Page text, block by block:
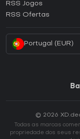
RSS Jogos
RSS Ofertas
Portugal (EUR)
© 2026
Todas as marcas
propriedade dos seus